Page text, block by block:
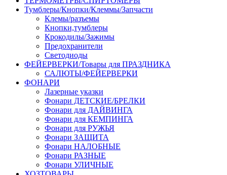
Тумблеры/Кнопки/Клеммы/Запчасти
Клемы/разъемы
Кнопки,тумблеры
Крокодилы/Зажимы
Предохранители
Светодиоды
ФЕЙЕРВЕРКИ/Товары для ПРАЗДНИКА
САЛЮТЫ/ФЕЙЕРВЕРКИ
ФОНАРИ
Лазерные указки
Фонари ДЕТСКИЕ/БРЕЛКИ
Фонари для ДАЙВИНГА
Фонари для КЕМПИНГА
Фонари для РУЖЬЯ
Фонари ЗАЩИТА
Фонари НАЛОБНЫЕ
Фонари РАЗНЫЕ
Фонари УЛИЧНЫЕ